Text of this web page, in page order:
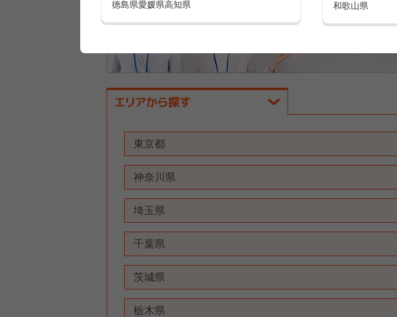
和歌山県
徳島県愛媛県高知県
東京都
神奈川県
埼玉県
千葉県
茨城県
栃木県